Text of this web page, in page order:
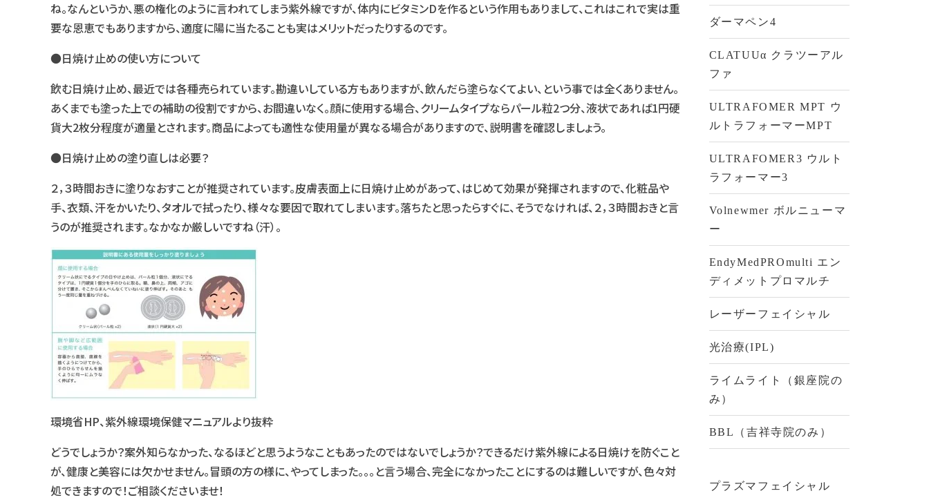
ね。なんというか、悪の権化のように言われてしまう紫外線ですが、体内にビタミンDを作るという作用もありまして、これはこれで実は重
要な恩恵でもありますから、適度に陽に当たることも実はメリットだったりするのです。
●日焼け止めの使い方について
飲む日焼け止め、最近では各種売られています。勘違いしている方もありますが、飲んだら塗らなくてよい、という事では全くありません。
あくまでも塗った上での補助の役割ですから、お間違いなく。顔に使用する場合、クリームタイプならパール粒2つ分、液状であれば1円硬
貨大2枚分程度が適量とされます。商品によっても適性な使用量が異なる場合がありますので、説明書を確認しましょう。
●日焼け止めの塗り直しは必要？
２，３時間おきに塗りなおすことが推奨されています。皮膚表面上に日焼け止めがあって、はじめて効果が発揮されますので、化粧品や
手、衣類、汗をかいたり、タオルで拭ったり、様々な要因で取れてしまいます。落ちたと思ったらすぐに、そうでなければ、２，３時間おきと言
うのが推奨されます。なかなか厳しいですね（汗）。
環境省HP、紫外線環境保健マニュアルより抜粋
どうでしょうか？案外知らなかった、なるほどと思うようなこともあったのではないでしょうか？できるだけ紫外線による日焼けを防ぐこと
が、健康と美容には欠かせません。冒頭の方の様に、やってしまった。。。と言う場合、完全になかったことにするのは難しいですが、色々対
処できますので！ご相談くださいませ！
ダーマペン4
CLATUUα クラツーアル
ファ
ULTRAFOMER MPT ウ
ルトラフォーマーMPT
ULTRAFOMER3 ウルト
ラフォーマー3
Volnewmer ボルニューマ
ー
EndyMedPROmulti エン
ディメットプロマルチ
レーザーフェイシャル
光治療(IPL)
ライムライト（銀座院の
み）
BBL（吉祥寺院のみ）
プラズマフェイシャル